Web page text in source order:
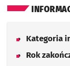
Kategoria
Rok